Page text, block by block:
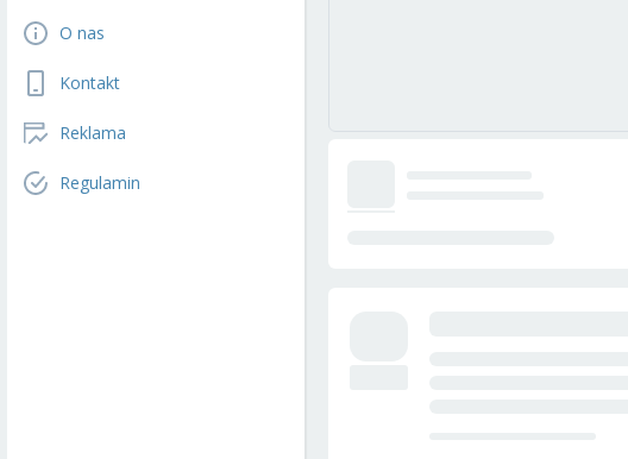
O nas
Kontakt
Reklama
Regulamin